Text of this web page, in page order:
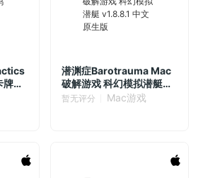
牌
潜渊症Barotrauma Mac
破解游戏 科幻模拟潜艇
v1.8.8.1 中文原生版
暂无评分 Mac游戏